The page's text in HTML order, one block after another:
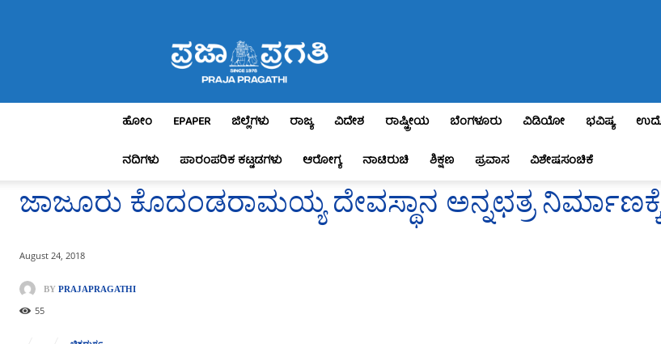
Pragathi
ಹೋಂ EPAPER ಜಿಲ್ಲೆಗಳು ರಾಜ್ಯ ವಿದೇಶ ರಾಷ್ಟ್ರೀಯ ಬೆಂಗಳೂರು ವಿಡಿಯೋ ಭವಿಷ್ಯ
ನದಿಗಳು
ಪಾರಂಪರಿಕ ಕಟ್ಟಡಗಳು ಆರೋಗ್ಯ ನಾಟಿರುಚಿ ಶಿಕ್ಷಣ ಪ್ರವಾಸ ವಿಶೇಷಸಂಚಿಕೆ
ಜಾಜೂರು ಕೊದಂಡರಾಮಯ್ಯ ದೇವಸ್ಥಾನ ಅನ್ನಛತ್ರ ನಿರ್ಮಾಣಕ್ಕೆ
August 24, 2018
BY PRAJAPRAGATHI
55